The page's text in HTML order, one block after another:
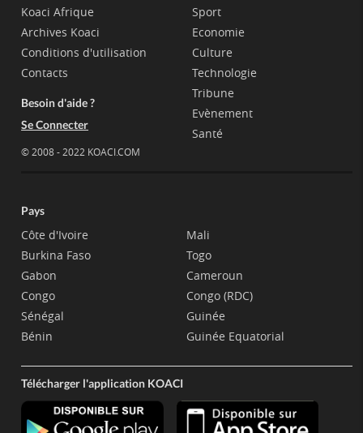
Koaci Afrique
Archives Koaci
Conditions d'utilisation
Contacts
Besoin d'aide ?
Se Connecter
© 2008 - 2022 KOACI.COM
Sport
Economie
Culture
Technologie
Tribune
Evènement
Santé
Pays
Côte d'Ivoire
Burkina Faso
Gabon
Congo
Sénégal
Bénin
Mali
Togo
Cameroun
Congo (RDC)
Guinée
Guinée Equatorial
Télécharger l'application KOACI